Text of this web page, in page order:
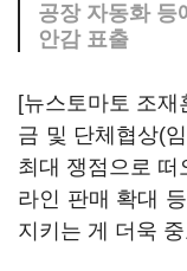
공장 자동화 등
안감 표출
[뉴스토마토 조
금 및 단체협상(
최대 쟁점으로 떠
라인 판매 확대
지키는 게 더욱